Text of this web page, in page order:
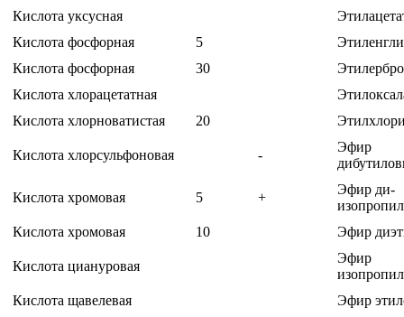
Кислота уксусная
Кислота фосфорная
5
Кислота фосфорная
30
Кислота хлорацетатная
Кислота хлорноватистая
20
Кислота хлорсульфоновая -
Эфир
Кислота хромовая 5 +
Эфир ди-
Кислота хромовая
10 Эфир
Кислота циануровая
Эфир
Кислота щавелевая
Эфир